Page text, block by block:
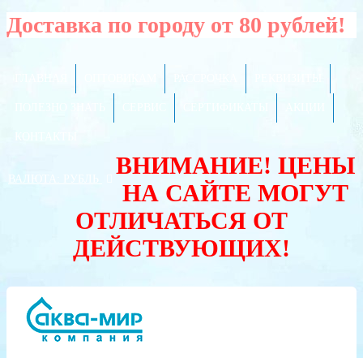
Доставка по городу от 80 рублей!
ВАЛЮТА:
ВНИМАНИЕ! ЦЕНЫ
НА САЙТЕ МОГУТ
ОТЛИЧАТЬСЯ ОТ
ДЕЙСТВУЮЩИХ!